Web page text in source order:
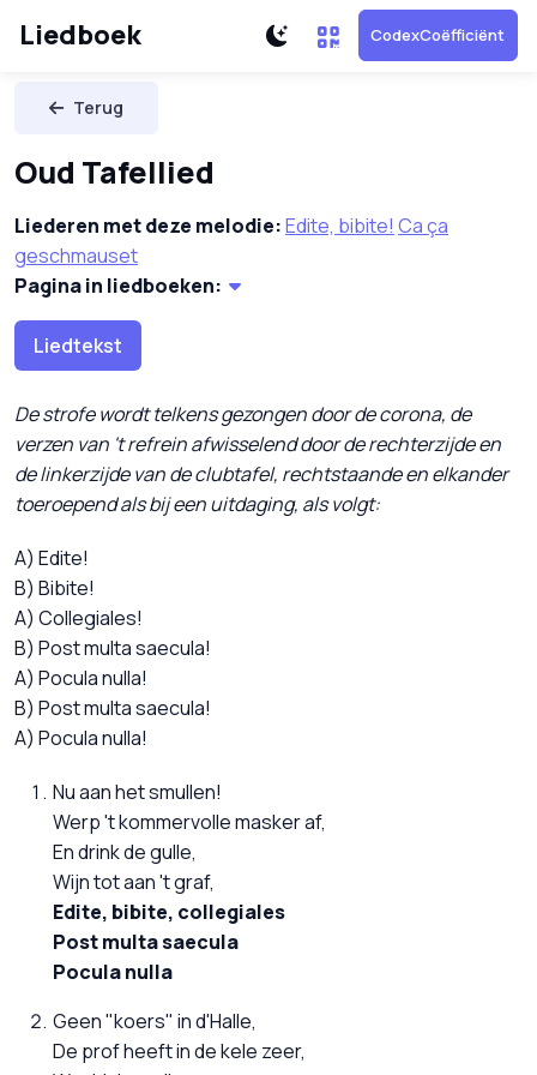
Liedboek CodexCoëfficiënt
Terug
Oud Tafellied
Liederen met deze melodie:Edite, bibite! Ca ça
geschmauset
Pagina in liedboeken:
Liedtekst
De strofe wordt telkens gezongen door de corona, de
verzen van 't refrein afwisselend door de rechterzijde en
de linkerzijde van de clubtafel, rechtstaande en elkander
toeroepend als bij een uitdaging, als volgt:
A) Edite!
B) Bibite!
A) Collegiales!
B) Post multa saecula!
A) Pocula nulla!
B) Post multa saecula!
A) Pocula nulla!
Nu aan het smullen!
Werp 't kommervolle masker af,
En drink de gulle,
Wijn tot aan 't graf,
Edite, bibite, collegiales
Post multa saecula
Pocula nulla
Geen "koers" in d'Halle,
De prof heeft in de kele zeer,